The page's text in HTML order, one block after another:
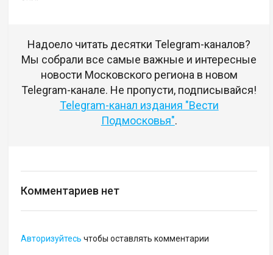
Надоело читать десятки Telegram-каналов?
Мы собрали все самые важные и интересные
новости Московского региона в новом
Telegram-канале. Не пропусти, подписывайся!
Telegram-канал издания "Вести
Подмосковья".
Комментариев нет
Авторизуйтесь чтобы оставлять комментарии